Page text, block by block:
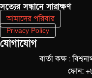
সত‌্যের সন্ধানে সারাক্ষণ
আমাদের পরিবার
Privacy Policy
যোগাযোগ
বার্তা কক্ষ :
ফোন: